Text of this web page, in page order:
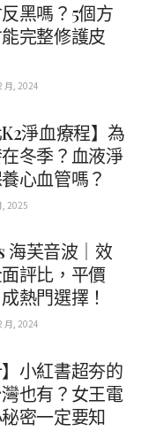
黑嗎？5個方
完整修護皮
月, 2024
K2淨血療程】為
冬季？血液淨
心血管嗎？
, 2025
海芙音波｜效
評比，平價
熱門選擇！
月, 2024
】小紅書超夯的
也有？女王電
密一定要知